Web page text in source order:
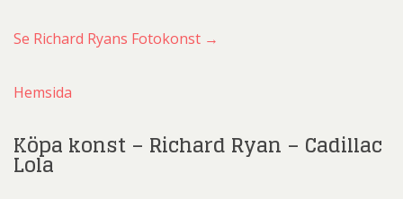
Se Richard Ryans Fotokonst →
Hemsida
Köpa konst – Richard Ryan – Cadillac
Lola